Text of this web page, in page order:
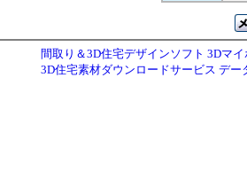
間取り＆3D住宅デザインソフト 3Dマ
3D住宅素材ダウンロードサービス デー